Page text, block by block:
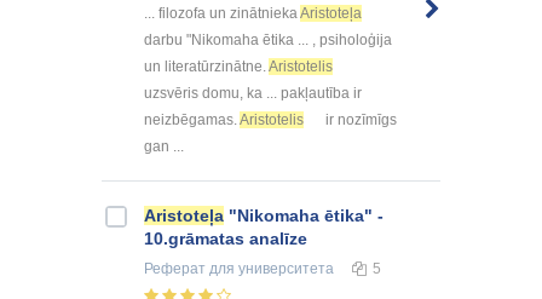
... filozofa un zinātniekaAristoteļa
darbu "Nikomaha ētika ... , psiholoģija
un literatūrzinātne.Aristotelis
uzsvēris domu, ka ... pakļautība ir
neizbēgamas.Aristotelis
ir nozīmīgs
gan ...
Aristoteļa "Nikomaha ētika" -
10.grāmatas analīze
Реферат для университета 5